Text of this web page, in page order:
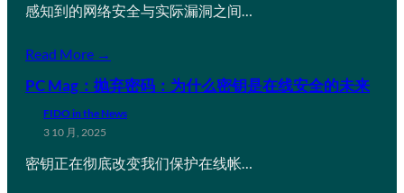
感知到的网络安全与实际漏洞之间…
Read More →
PC Mag：抛弃密码：为什么密钥是在线安全的未来
FIDO in the News
3 10 月, 2025
密钥正在彻底改变我们保护在线帐…